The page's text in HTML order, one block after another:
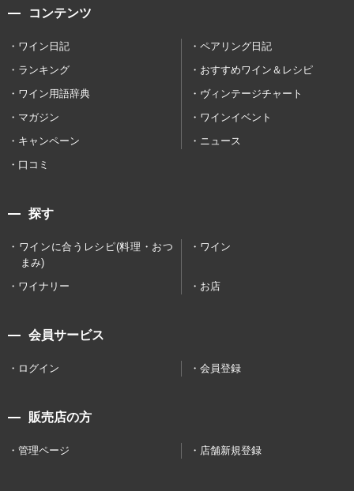
コンテンツ
ワイン日記
ペアリング日記
ランキング
おすすめワイン＆レシピ
ワイン用語辞典
ヴィンテージチャート
マガジン
ワインイベント
キャンペーン
ニュース
口コミ
探す
ワインに合うレシピ(料理・おつ
まみ)
ワイン
ワイナリー お店
会員サービス
ログイン 会員登録
販売店の方
管理ページ 店舗新規登録